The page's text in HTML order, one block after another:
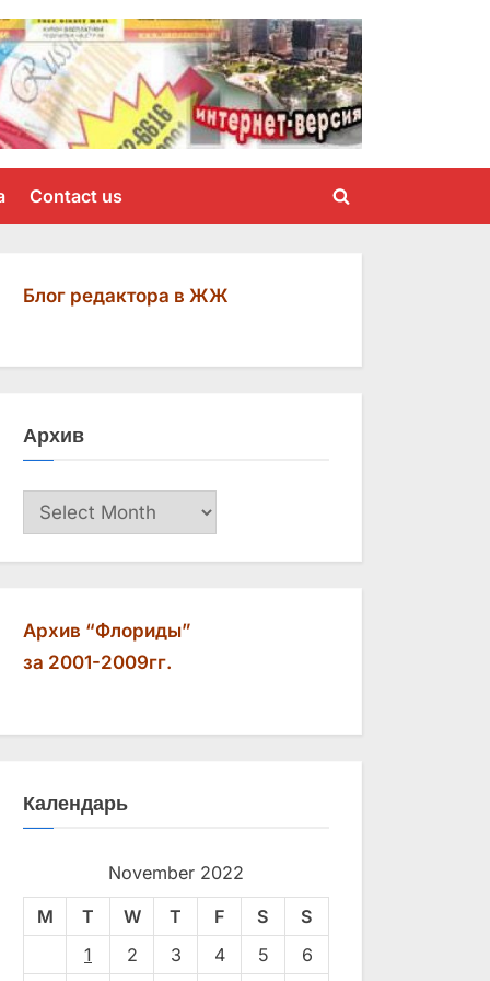
Contact us
Toggle
Блог редактора в ЖЖ
Архив
Архив
Архив “Флориды”
за 2001-2009гг.
Календарь
November 2022
M T W T F S
S
1
2 3 4 5 6